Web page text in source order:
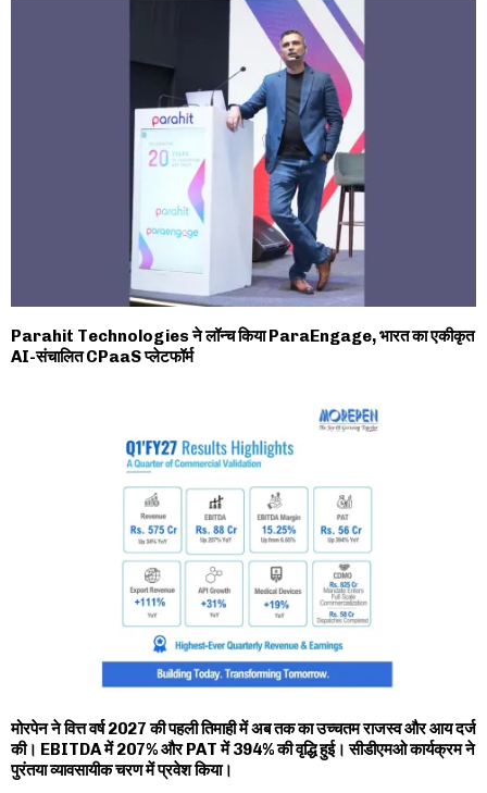
Parahit Technologies ने लॉन्च किया ParaEngage, भारत का एकीकृत
AI-संचालित CPaaS प्लेटफॉर्म
मोरपेन ने वित्त वर्ष 2027 की पहली तिमाही में अब तक का उच्चतम राजस्व और आय दर्ज
की। EBITDA में 207% और PAT में 394% की वृद्धि हुई। सीडीएमओ कार्यक्रम ने
पुरंतया व्यावसायीक चरण में प्रवेश किया।